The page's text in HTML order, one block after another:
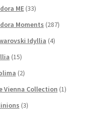
ME (33)
Moments (287)
Idyllia (4)
(15)
(2)
Vienna Collection (1)
(3)